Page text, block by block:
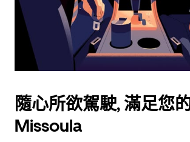
日
期。
鈕
即
可
隨心所欲駕駛, 滿足您
Missoula